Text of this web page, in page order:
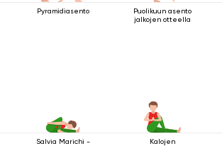
Pyramidiasento
Puolikuun asento
jalkojen otteella
Salvia Marichi -
Kalojen